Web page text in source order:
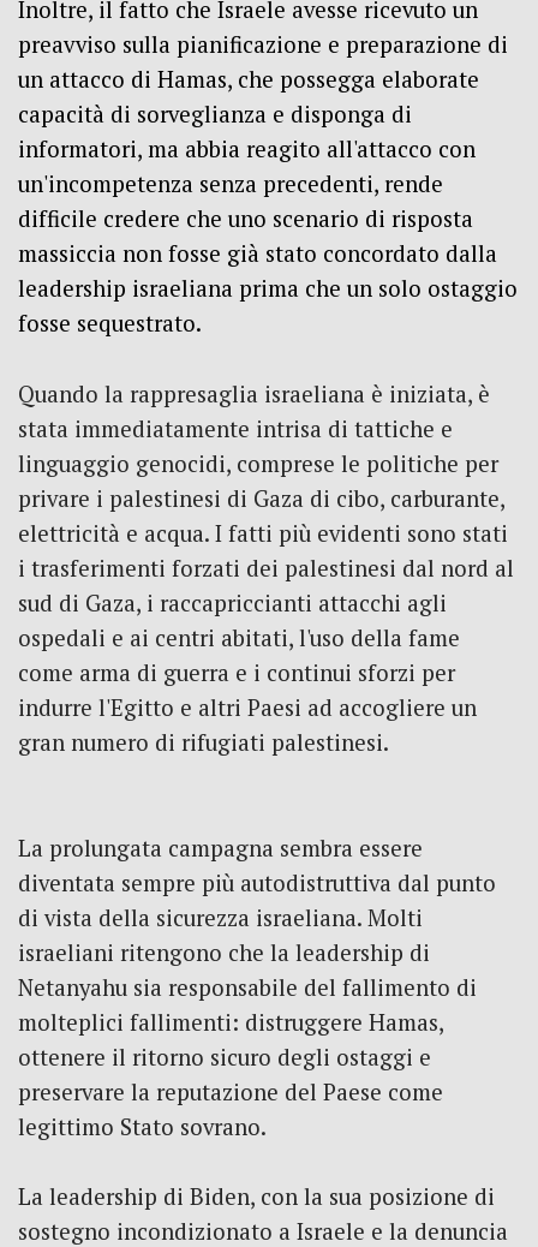
Inoltre, il fatto che Israele avesse ricevuto un
preavviso sulla pianificazione e preparazione di
un attacco di Hamas, che possegga elaborate
capacità di sorveglianza e disponga di
informatori, ma abbia reagito all'attacco con
un'incompetenza senza precedenti, rende
difficile credere che uno scenario di risposta
massiccia non fosse già stato concordato dalla
leadership israeliana prima che un solo ostaggio
fosse sequestrato.
Quando la rappresaglia israeliana è iniziata, è
stata immediatamente intrisa di tattiche e
linguaggio genocidi, comprese le politiche per
privare i palestinesi di Gaza di cibo, carburante,
elettricità e acqua. I fatti più evidenti sono stati
i trasferimenti forzati dei palestinesi dal nord al
sud di Gaza, i raccapriccianti attacchi agli
ospedali e ai centri abitati, l'uso della fame
come arma di guerra e i continui sforzi per
indurre l'Egitto e altri Paesi ad accogliere un
gran numero di rifugiati palestinesi.
La prolungata campagna sembra essere
diventata sempre più autodistruttiva dal punto
di vista della sicurezza israeliana. Molti
israeliani ritengono che la leadership di
Netanyahu sia responsabile del fallimento di
molteplici fallimenti: distruggere Hamas,
ottenere il ritorno sicuro degli ostaggi e
preservare la reputazione del Paese come
legittimo Stato sovrano.
La leadership di Biden, con la sua posizione di
sostegno incondizionato a Israele e la denuncia